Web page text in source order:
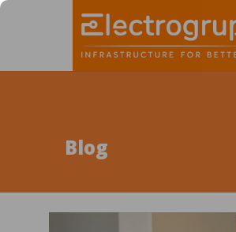
Blog